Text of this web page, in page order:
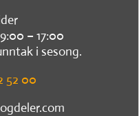
– 17:00
i sesong.
52 00